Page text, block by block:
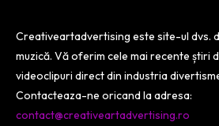
Creativeartadvertising este site-ul dvs.
muzică. Vă oferim cele mai recente știri
videoclipuri direct din industria
Contacteaza-ne oricand la adresa:
contact@creativeartadvertising.ro